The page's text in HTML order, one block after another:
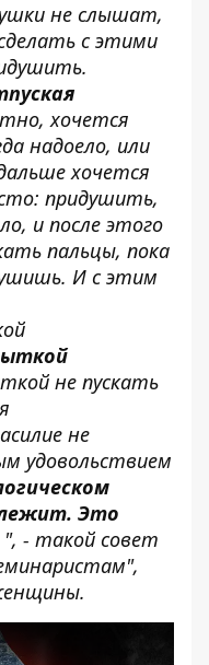
не слышат,
с этими
хочется
надоело, или
хочется
придушить,
и после этого
пальцы, пока
И с этим
не пускать
не
удовольствием
Это
", - такой совет